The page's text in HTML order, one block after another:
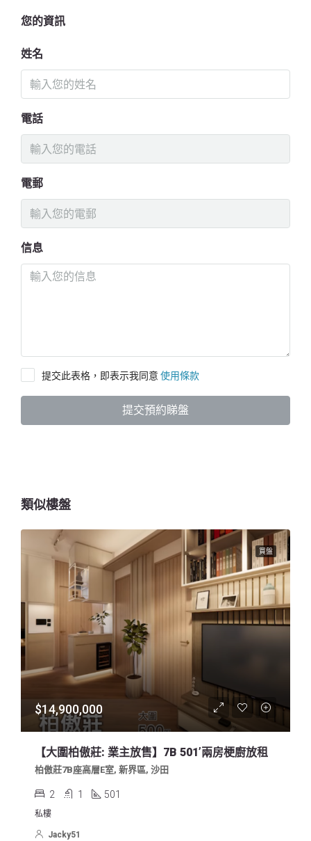
您的資訊
姓名
電話
電郵
信息
提交此表格，即表示我同意 使用條款
提交預約睇盤
類似樓盤
買盤
$14,900,000
【大圍柏傲莊: 業主放售】7B 501’兩房梗廚放租
柏傲莊7B座高層E室, 新界區, 沙田
2 1 501
私樓
Jacky51